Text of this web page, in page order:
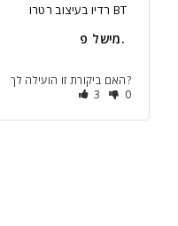
רדיו בעיצוב רטרו BT
מישל פ.
האם ביקורת זו הועילה לך?
3
0